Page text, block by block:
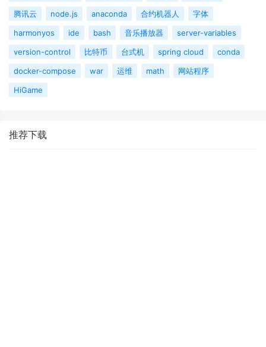
腾讯云
node.js anaconda 合约机器人
字体
harmonyos
ide bash 音乐播放器
server-variables
version-control
比特币 台式机 spring cloud
conda
docker-compose
war 运维 math
网站程序
HiGame
推荐下载